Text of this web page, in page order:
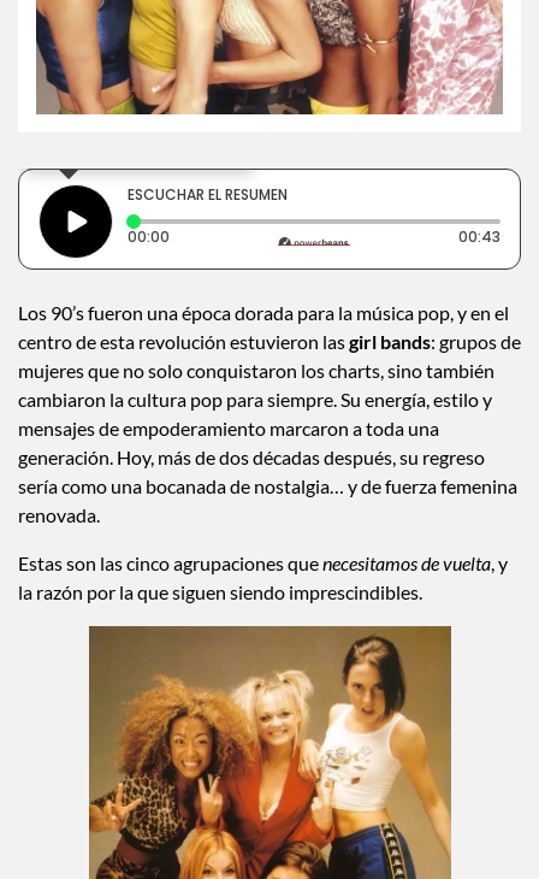
ESCUCHAR EL RESUMEN
00:00 Tiempo transcurrido: 0 segundos 00:43
Los 90’s fueron una época dorada para la música pop, y en el
centro de esta revolución estuvieron lasgirl bands: grupos de
mujeres que no solo conquistaron los charts, sino también
cambiaron la cultura pop para siempre. Su energía, estilo y
mensajes de empoderamiento marcaron a toda una
generación. Hoy, más de dos décadas después, su regreso
sería como una bocanada de nostalgia… y de fuerza femenina
renovada.
Estas son las cinco agrupaciones quenecesitamos de vuelta, y
la razón por la que siguen siendo imprescindibles.